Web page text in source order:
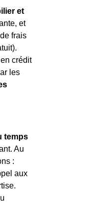
et
et
frais
crédit
les
temps
Au
:
aux